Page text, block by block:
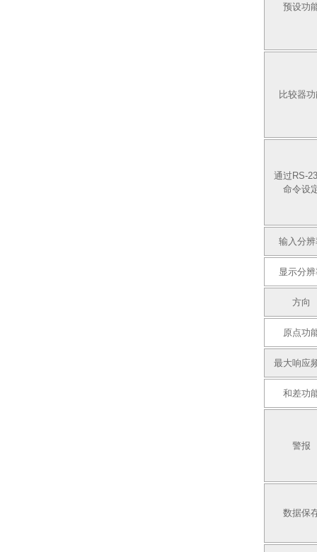
预设功
比较器
通过RS-
命令设
输入分
显示分
方向
原点功
最大响应
和差功
警报
数据保